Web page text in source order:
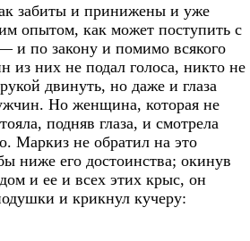
забиты и принижены и уже
опытом, как может поступить с
и по закону и помимо всякого
из них не подал голоса, никто не
двинуть, но даже и глаза
Но женщина, которая не
подняв глаза, и смотрела
Маркиз не обратил на это
ниже его достоинства; окинув
и ее и всех этих крыс, он
и крикнул кучеру: